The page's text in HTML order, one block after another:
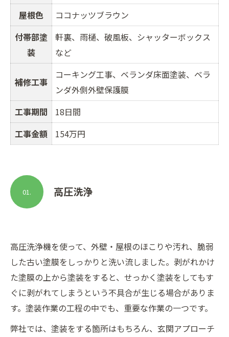
屋根色
ココナッツブラウン
付帯部塗
装
軒裏、雨樋、破風板、シャッターボックス
など
補修工事
コーキング工事、ベランダ床面塗装、ベラ
ンダ外側外壁保護膜
工事期間
18日間
工事金額
154万円
高圧洗浄
01.
高圧洗浄機を使って、外壁・屋根のほこりや汚れ、脆弱
した古い塗膜をしっかりと洗い流しました。剥がれかけ
た塗膜の上から塗装をすると、せっかく塗装をしてもす
ぐに剥がれてしまうという不具合が生じる場合がありま
す。塗装作業の工程の中でも、重要な作業の一つです。
弊社では、塗装をする箇所はもちろん、玄関アプローチ